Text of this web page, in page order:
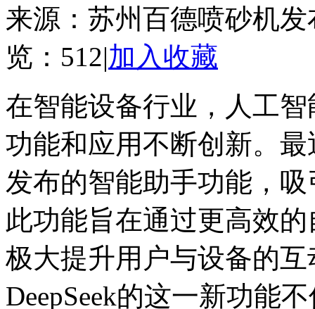
来源：苏州百德喷砂机发
览： 512|加入收藏
在智能设备行业，人工
功能和应用不断创新。最
发布的智能助手功能，
此功能旨在通过更高效
极大提升用户与设备的
DeepSeek的这一新功能